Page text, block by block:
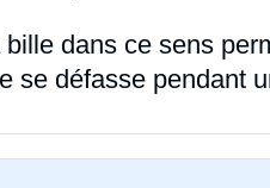
dans ce sens
se défasse pendant